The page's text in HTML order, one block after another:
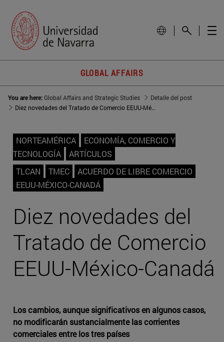
GLOBAL AFFAIRS
You are here:Global Affairs and Strategic Studies
Detalle del post
Diez novedades del Tratado de Comercio EEUU-México-Canadá
NORTEAMÉRICA
ECONOMÍA, COMERCIO Y
TECNOLOGÍA
ARTÍCULOS
TLCAN
TMEC
ACUERDO DE LIBRE COMERCIO
EEUU-MÉXICO-CANADÁ
Diez novedades del
Tratado de Comercio
EEUU-México-Canadá
Los cambios, aunque significativos en algunos casos,
no modificarán sustancialmente las corrientes
comerciales entre los tres países